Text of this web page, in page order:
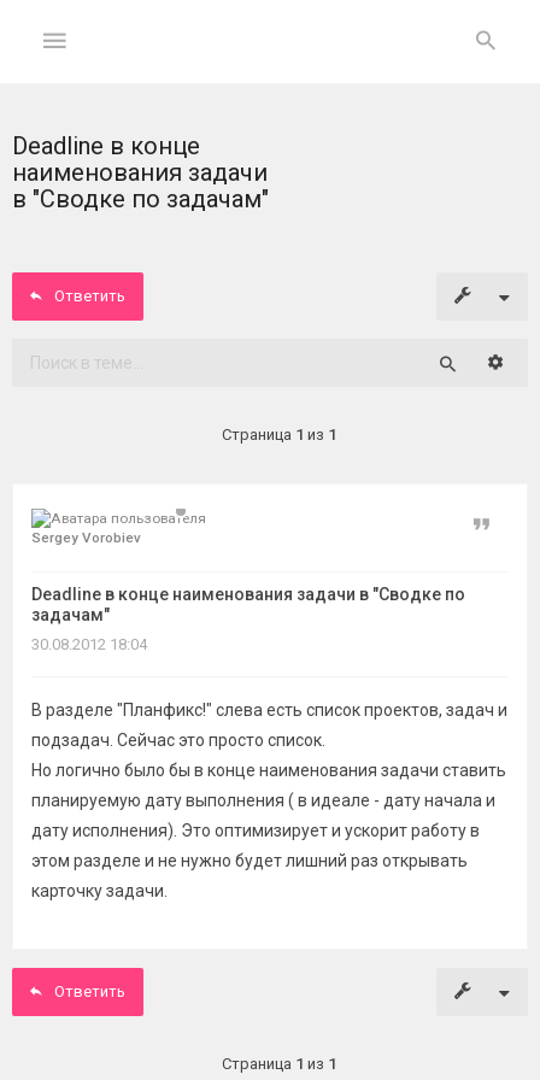
ГЛАВНАЯ
На
Вход
ФОРУМ
Активные
Deadline в конце
наименования задачи
в "Сводке по задачам"
Ответить
Страница 1 из 1
Sergey Vorobiev
Deadline в конце наименования задачи в "Сводке по
задачам"
Цитата
30.08.2012 18:04
В разделе "Планфикс!" слева есть список проектов, задач и
подзадач. Сейчас это просто список.
Но логично было бы в конце наименования задачи ставить
планируемую дату выполнения ( в идеале - дату начала и
дату исполнения). Это оптимизирует и ускорит работу в
этом разделе и не нужно будет лишний раз открывать
карточку задачи.
Ответить
Страница 1 из 1